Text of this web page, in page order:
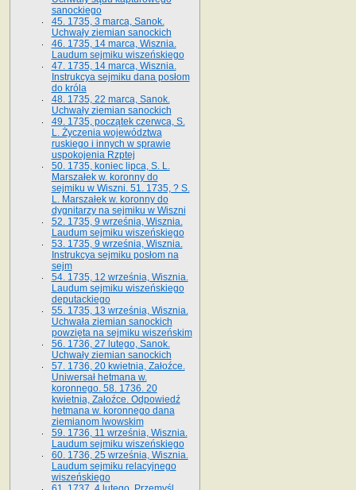
sanockiego
45. 1735, 3 marca, Sanok.
Uchwały ziemian sanockich
46. 1735, 14 marca, Wisznia.
Laudum sejmiku wiszeńskiego
47. 1735, 14 marca, Wisznia.
Instrukcya sejmiku dana posłom
do króla
48. 1735, 22 marca, Sanok.
Uchwały ziemian sanockich
49. 1735, początek czerwca, S.
L. Życzenia województwa
ruskiego i innych w sprawie
uspokojenia Rzptej
50. 1735, koniec lipca, S. L.
Marszałek w. koronny do
sejmiku w Wiszni. 51. 1735, ? S.
L. Marszałek w. koronny do
dygnitarzy na sejmiku w Wiszni
52. 1735, 9 września, Wisznia.
Laudum sejmiku wiszeńskiego
53. 1735, 9 września, Wisznia.
Instrukcya sejmiku posłom na
sejm
54. 1735, 12 września, Wisznia.
Laudum sejmiku wiszeńskiego
deputackiego
55. 1735, 13 września, Wisznia.
Uchwała ziemian sanockich
powzięta na sejmiku wiszeńskim
56. 1736, 27 lutego, Sanok.
Uchwały ziemian sanockich
57. 1736, 20 kwietnia, Załoźce.
Uniwersał hetmana w.
koronnego. 58. 1736. 20
kwietnia, Załoźce. Odpowiedź
hetmana w. koronnego dana
ziemianom lwowskim
59. 1736, 11 września, Wisznia.
Laudum sejmiku wiszeńskiego
60. 1736, 25 września, Wisznia.
Laudum sejmiku relacyjnego
wiszeńskiego